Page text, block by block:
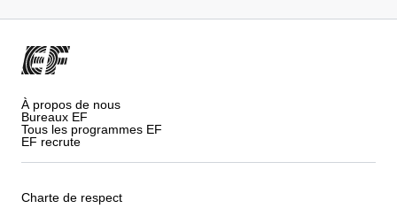
À propos de nous
Bureaux EF
Tous les programmes EF
EF recrute
Charte de respect